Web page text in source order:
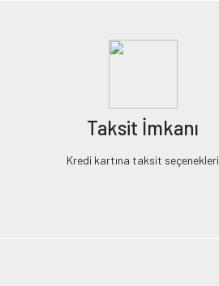
Taksit İmkanı
Kredi kartına taksit seçenekleri